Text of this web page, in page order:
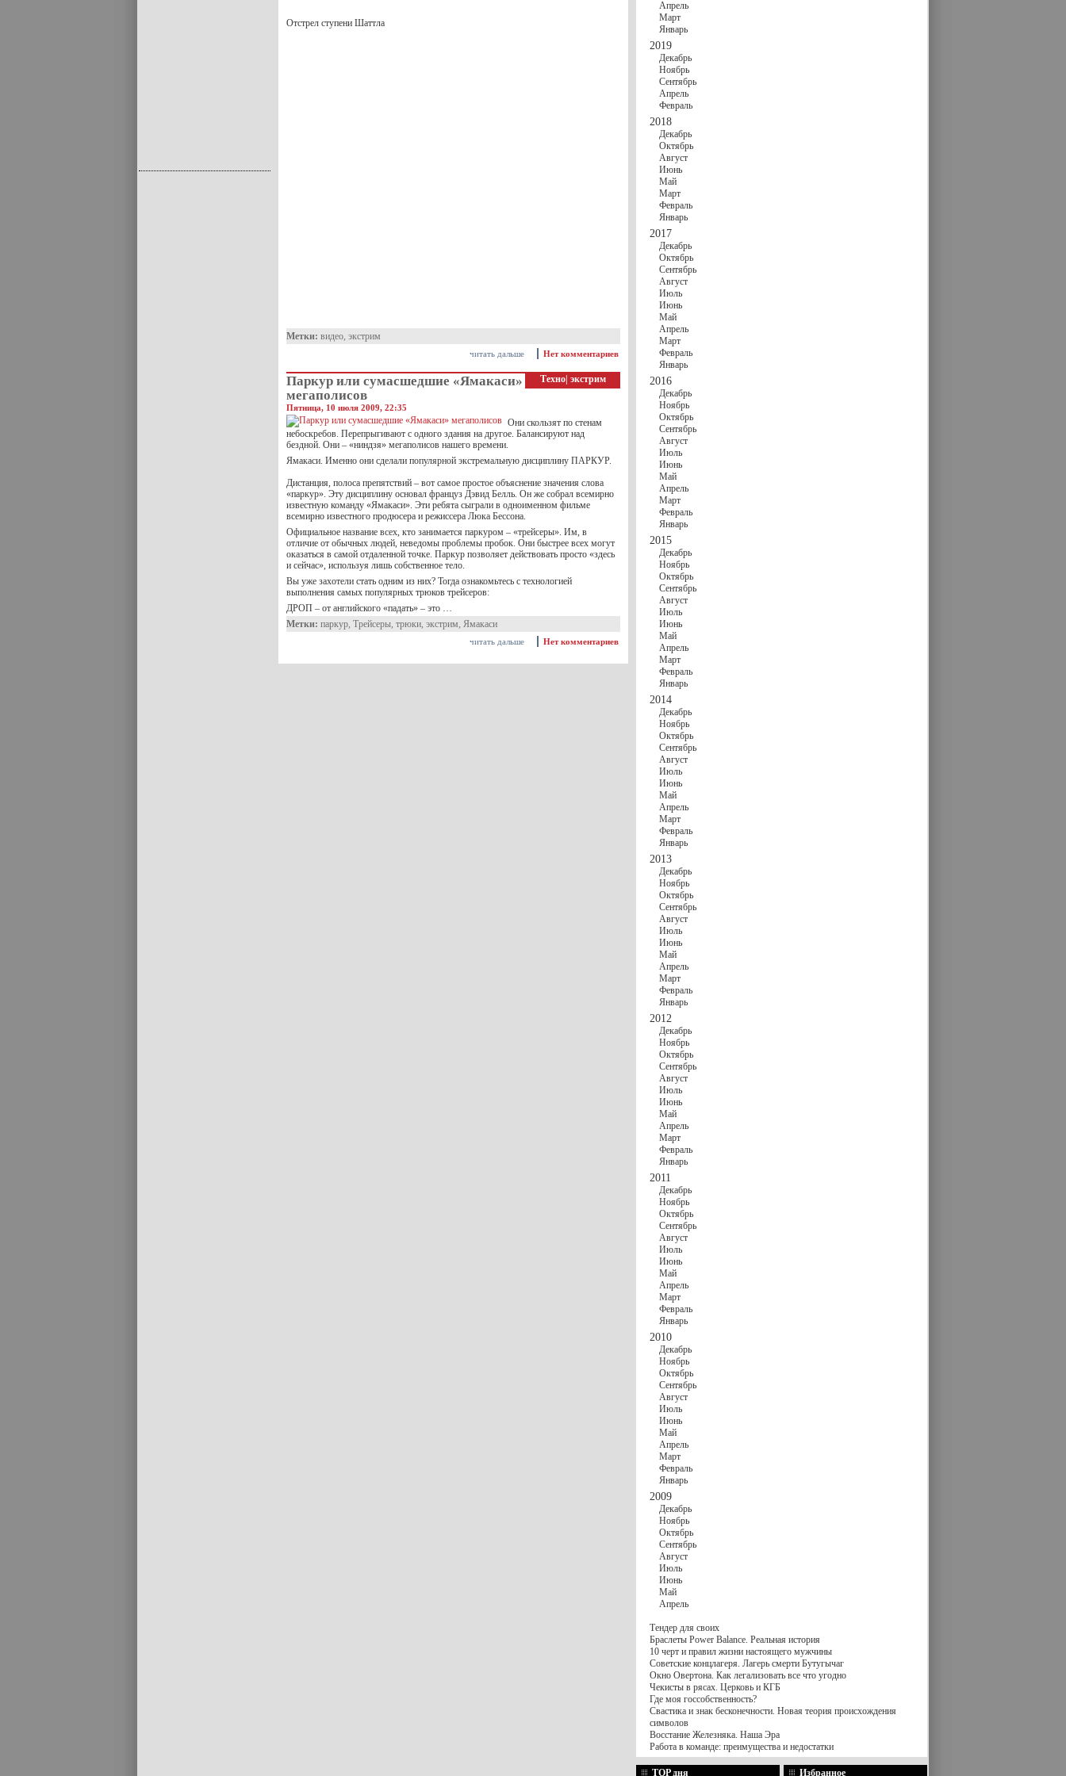
Отстрел ступени Шаттла
Метки: видео, экстрим
Нет комментариев
читать дальше
Техно| экстрим
Паркур или сумасшедшие «Ямакаси»
мегаполисов
Пятница, 10 июля 2009, 22:35
Они скользят по стенам
небоскребов. Перепрыгивают с одного здания на другое. Балансируют над
бездной. Они – «ниндзя» мегаполисов нашего времени.
Ямакаси. Именно они сделали популярной экстремальную дисциплину ПАРКУР.
Дистанция, полоса препятствий – вот самое простое объяснение значения слова
«паркур». Эту дисциплину основал француз Дэвид Белль. Он же собрал всемирно
известную команду «Ямакаси». Эти ребята сыграли в одноименном фильме
всемирно известного продюсера и режиссера Люка Бессона.
Официальное название всех, кто занимается паркуром – «трейсеры». Им, в
отличие от обычных людей, неведомы проблемы пробок. Они быстрее всех могут
оказаться в самой отдаленной точке. Паркур позволяет действовать просто «здесь
и сейчас», используя лишь собственное тело.
Вы уже захотели стать одним из них? Тогда ознакомьтесь с технологией
выполнения самых популярных трюков трейсеров:
ДРОП – от английского «падать» – это …
Метки: паркур, Трейсеры, трюки, экстрим, Ямакаси
Нет комментариев
читать дальше
Апрель
Март
Январь
2019
Декабрь
Ноябрь
Сентябрь
Апрель
Февраль
2018
Декабрь
Октябрь
Август
Июнь
Май
Март
Февраль
Январь
2017
Декабрь
Октябрь
Сентябрь
Август
Июль
Июнь
Май
Апрель
Март
Февраль
Январь
2016
Декабрь
Ноябрь
Октябрь
Сентябрь
Август
Июль
Июнь
Май
Апрель
Март
Февраль
Январь
2015
Декабрь
Ноябрь
Октябрь
Сентябрь
Август
Июль
Июнь
Май
Апрель
Март
Февраль
Январь
2014
Декабрь
Ноябрь
Октябрь
Сентябрь
Август
Июль
Июнь
Май
Апрель
Март
Февраль
Январь
2013
Декабрь
Ноябрь
Октябрь
Сентябрь
Август
Июль
Июнь
Май
Апрель
Март
Февраль
Январь
2012
Декабрь
Ноябрь
Октябрь
Сентябрь
Август
Июль
Июнь
Май
Апрель
Март
Февраль
Январь
2011
Декабрь
Ноябрь
Октябрь
Сентябрь
Август
Июль
Июнь
Май
Апрель
Март
Февраль
Январь
2010
Декабрь
Ноябрь
Октябрь
Сентябрь
Август
Июль
Июнь
Май
Апрель
Март
Февраль
Январь
2009
Декабрь
Ноябрь
Октябрь
Сентябрь
Август
Июль
Июнь
Май
Апрель
Тендер для своих
Браслеты Power Balance. Реальная история
10 черт и правил жизни настоящего мужчины
Советские концлагеря. Лагерь смерти Бутугычаг
Окно Овертона. Как легализовать все что угодно
Чекисты в рясах. Церковь и КГБ
Где моя госсобственность?
Свастика и знак бесконечности. Новая теория происхождения
символов
Восстание Железняка. Наша Эра
Работа в команде: преимущества и недостатки
TOP дня Избранное